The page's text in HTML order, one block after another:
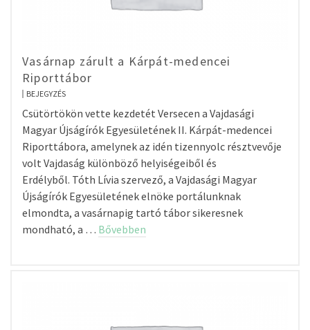
Vasárnap zárult a Kárpát-medencei
Riporttábor
BEJEGYZÉS
Csütörtökön vette kezdetét Versecen a Vajdasági
Magyar Újságírók Egyesületének II. Kárpát-medencei
Riporttábora, amelynek az idén tizennyolc résztvevője
volt Vajdaság különböző helyiségeiből és
Erdélyből. Tóth Lívia szervező, a Vajdasági Magyar
Újságírók Egyesületének elnöke portálunknak
elmondta, a vasárnapig tartó tábor sikeresnek
mondható, a … Bővebben